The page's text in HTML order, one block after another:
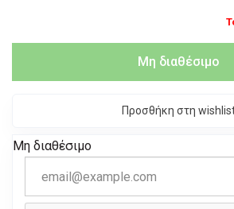
Μη διαθέσιμο
Προσθήκη στη
Μη διαθέσιμο